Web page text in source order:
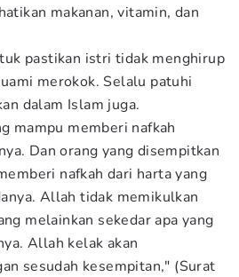
makanan, vitamin, dan
pastikan istri tidak menghirup
merokok. Selalu patuhi
dalam Islam juga.
mampu memberi nafkah
Dan orang yang disempitkan
nafkah dari harta yang
Allah tidak memikulkan
melainkan sekedar apa yang
Allah kelak akan
sesudah kesempitan," (Surat